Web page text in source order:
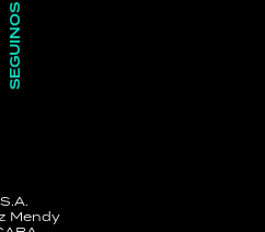
SEGUINOS
Mendy